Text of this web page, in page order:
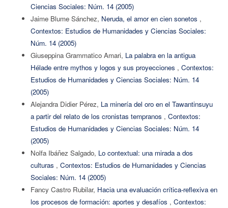
Ciencias Sociales: Núm. 14 (2005)
Jaime Blume Sánchez, Neruda, el amor en cien sonetos ,
Contextos: Estudios de Humanidades y Ciencias Sociales:
Núm. 14 (2005)
Giuseppina Grammatico Amari, La palabra en la antigua
Hélade entre mythos y logos y sus proyecciones , Contextos:
Estudios de Humanidades y Ciencias Sociales: Núm. 14
(2005)
Alejandra Didier Pérez, La minería del oro en el Tawantinsuyu
a partir del relato de los cronistas tempranos , Contextos:
Estudios de Humanidades y Ciencias Sociales: Núm. 14
(2005)
Nolfa Ibáñez Salgado, Lo contextual: una mirada a dos
culturas , Contextos: Estudios de Humanidades y Ciencias
Sociales: Núm. 14 (2005)
Fancy Castro Rubilar, Hacia una evaluación crítica-reflexiva en
los procesos de formación: aportes y desafíos , Contextos: